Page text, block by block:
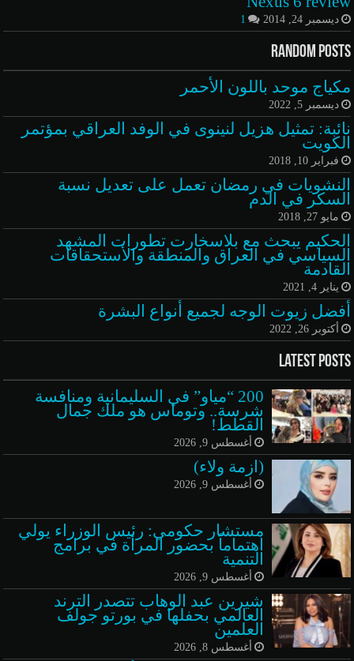
ديسمبر 24, 2014 1
Random Posts
مكياج موحد باللون الأحمر
ديسمبر 5, 2022
نائبة: تمثيل هزيل لنينوى في الوفد العراقي بمؤتمر
الكويت
فبراير 10, 2018
النشويات في رمضان تعمل على تعديل نسبة
السكر في الدم
مايو 27, 2018
الحكيم يبحث مع بلاسخارت تطورات المشهد
السياسي في العراق والمنطقة والأستحقاقات
القادمة
يناير 4, 2021
أفضل زيوت الوجه لجميع أنواع البشرة
أكتوبر 26, 2022
Latest Posts
200 “مياو” في السليمانية ومنافسة
شرسة.. وتوماس هو ملك جمال
القطط!
أغسطس 9, 2026
(ازمة ولاء)
أغسطس 9, 2026
مستشار حكومي: رئيس الوزراء يولي
اهتماماً بحضور المرأة في برامج
التنمية
أغسطس 9, 2026
شيرين عبد الوهاب تتصدر الترند
العالمي بحفلها في بورتو جولف
العلمين
أغسطس 8, 2026